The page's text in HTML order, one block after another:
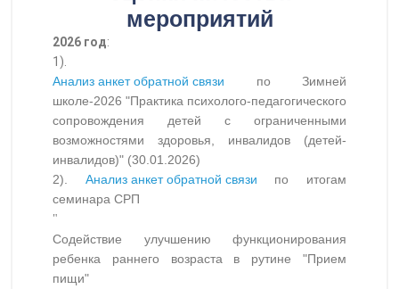
мероприятий
2026 год:
1).
Анализ анкет обратной связи по Зимней
школе-2026 "Практика психолого-педагогического
сопровождения детей с ограниченными
возможностями здоровья, инвалидов (детей-
инвалидов)" (30.01.2026)
2). Анализ анкет обратной связи по итогам
семинара СРП
"
Содействие улучшению функционирования
ребенка раннего возраста в рутине "Прием
пищи"